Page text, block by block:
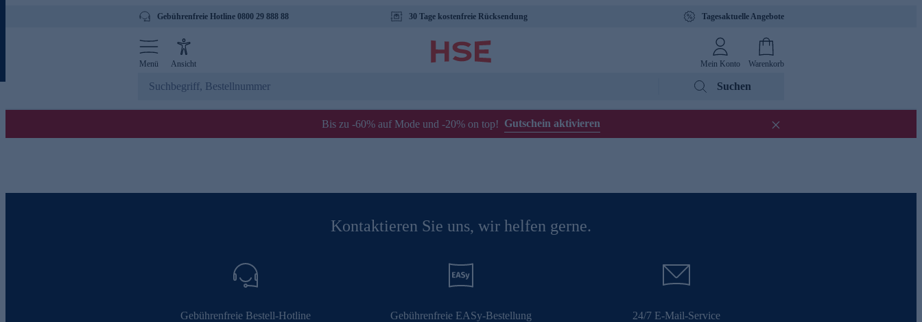
Gebührenfreie Hotline 0800 29 888 88 30 Tage kostenfreie Rücksendung Tagesaktuelle Angebote
Menü Ansicht Mein Konto Warenkorb
Suchen
Bis zu -60% auf Mode und -20% on top! Gutschein aktivieren
Kontaktieren Sie uns, wir helfen gerne.
Gebührenfreie Bestell-Hotline Gebührenfreie EASy-Bestellung 24/7 E-Mail-Service